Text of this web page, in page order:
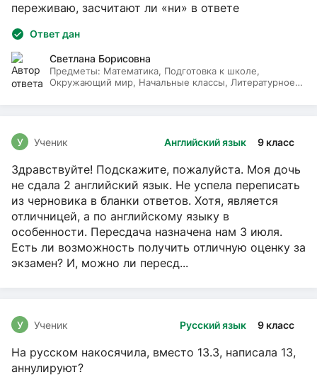
переживаю, засчитают ли «ни» в ответе
Ответ дан
Светлана Борисовна
Предметы: Математика, Подготовка к школе,
Окружающий мир, Начальные классы, Литературное
Английский язык 9 класс
У Ученик
Здравствуйте! Подскажите, пожалуйста. Моя дочь
не сдала 2 английский язык. Не успела переписать
из черновика в бланки ответов. Хотя, является
отличницей, а по английскому языку в
особенности. Пересдача назначена нам 3 июля.
Есть ли возможность получить отличную оценку за
экзамен? И, можно ли пересд...
Русский язык 9 класс
У Ученик
На русском накосячила, вместо 13.3, написала 13,
аннулируют?